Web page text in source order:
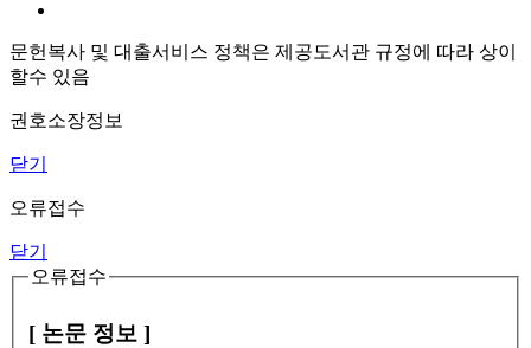
문헌복사 및 대출서비스 정책은 제공도서관 규정에 따라 상이
할수 있음
권호소장정보
닫기
오류접수
닫기
오류접수
[ 논문 정보 ]